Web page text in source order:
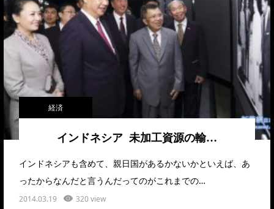
経済
インドネシア 未加工資源の輸…
インドネシアも含めて、親日国があるかないかといえば、あ
ったからなんだと言うんだってのがこれまでの…
2014.03.19 320 view